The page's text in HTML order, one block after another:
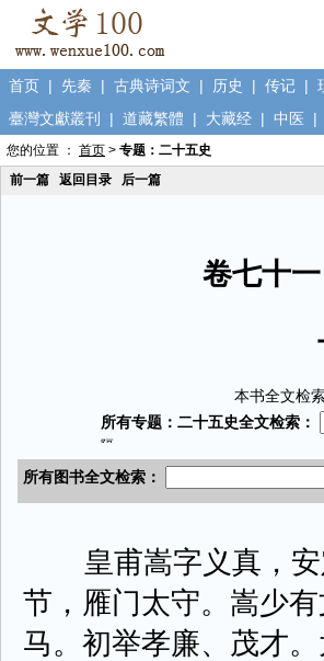
首页 | 先秦 | 古典诗词文 | 历史 | 传记 |
臺灣文獻叢刊
| 道藏繁體 | 大藏经 | 中医 |
您的位置 ： 首页 > 专题：二十五史
前一篇
返回目录 后一篇
卷七十
本书全文检索
皇甫嵩字义真，安
节，雁门太守。嵩少
马。初举孝廉、茂才